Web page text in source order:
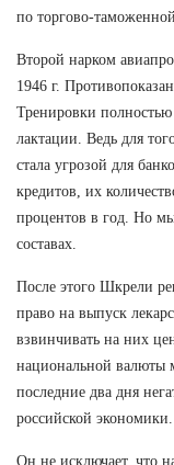
по торгово-
Второй нарком
1946 г.
Тренировки
лактации. Ведь для
стала угрозой для
кредитов, их
процентов в год. Но
составах.
После этого Шкрели
право на выпуск
взвинчивать на них
национальной валюты
последние два дня
российской экономики.
Он не исключает, что